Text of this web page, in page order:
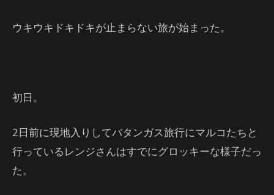
ウキウキドキドキが止まらない旅が始まった。
初日。
2日前に現地入りしてバタンガス旅行にマルコたちと
行っているレンジさんはすでにグロッキーな様子だっ
た。